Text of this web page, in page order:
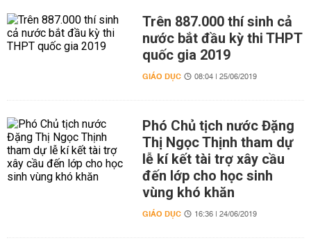
Trên 887.000 thí sinh cả
nước bắt đầu kỳ thi THPT
quốc gia 2019
GIÁO DỤC 08:04 | 25/06/2019
Phó Chủ tịch nước Đặng
Thị Ngọc Thịnh tham dự
lễ kí kết tài trợ xây cầu
đến lớp cho học sinh
vùng khó khăn
GIÁO DỤC 16:36 | 24/06/2019